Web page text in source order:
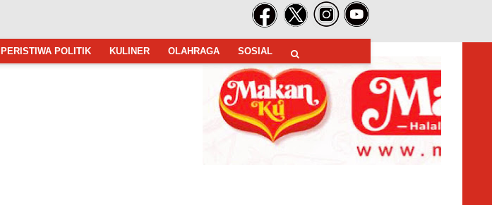
PERISTIWA POLITIK KULINER OLAHRAGA SOSIAL